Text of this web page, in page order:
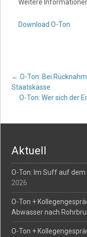
Weitere
Download O-Ton
Post
← O-Ton: Bei
Staatskasse
O-Ton: Wer sich der
Aktuell
O-Ton: Im Suff auf
2026
O-Ton +
Abwasser nach
O-Ton +